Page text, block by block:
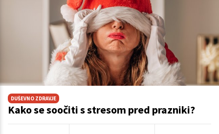
DUŠEVNO ZDRAVJE
Kako se soočiti s stresom pred prazniki?